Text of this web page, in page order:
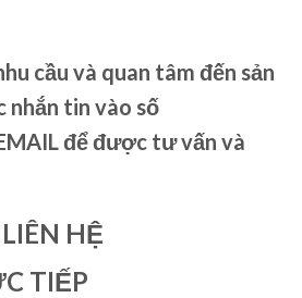
cầu và quan tâm đến sản
nhắn tin vào số
để được tư vấn và
HỆ
TIẾP